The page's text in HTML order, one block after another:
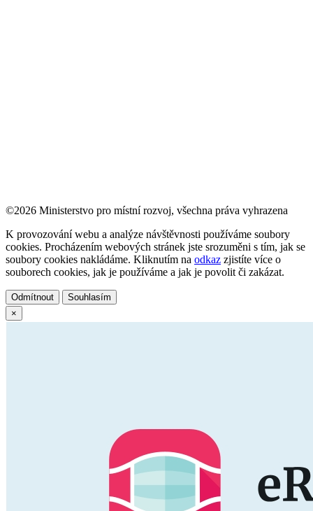
©2026 Ministerstvo pro místní rozvoj, všechna práva vyhrazena
K provozování webu a analýze návštěvnosti používáme soubory
cookies. Procházením webových stránek jste srozuměni s tím, jak se
soubory cookies nakládáme. Kliknutím na odkaz zjistíte více o
souborech cookies, jak je používáme a jak je povolit či zakázat.
Odmítnout
Souhlasím
×